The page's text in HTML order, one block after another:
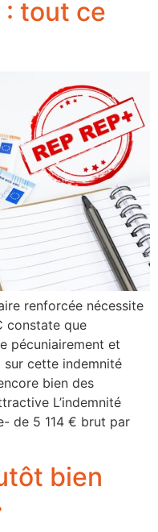
: tout ce
renforcée nécessite
constate que
pécuniairement et
sur cette indemnité
bien des
L’indemnité
de 5 114 € brut par
bien